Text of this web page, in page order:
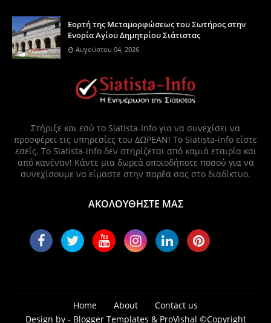
Eορτή της Μεταμορφώσεως του Σωτήρος στην
Ενορία Αγίου Δημητρίου Σιάτιστας
Αυγούστου 04, 2026
Στήριξε και εσύ το Siatista-Info για να συνεχίσει να
προσφέρει τις υπηρεσίες του ΔΩΡΕΑΝ! Το Siatista-info είστε
εσείς. Το Siatista-info δεν στηρίζεται από καμιά εταιρία και
από κανέναν! Κάντε μια δωρεά οποιοδήποτε ποσού για να
συνεχίσουμε να είμαστε στην παρέα σας στο διαδίκτυο.
ΑΚΟΛΟΥΘΗΣΤΕ ΜΑΣ
Home About
Contact us
Design by - Blogger Templates & ProVishal ©Copyright